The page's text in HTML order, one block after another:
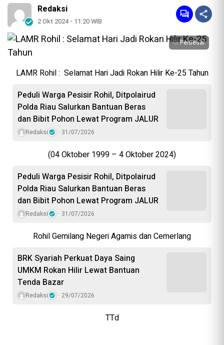
Redaksi
2 Okt 2024 - 11:20 WIB
Perbesar
LAMR Rohil : Selamat Hari Jadi Rokan Hilir Ke-25 Tahun
Peduli Warga Pesisir Rohil, Ditpolairud
Polda Riau Salurkan Bantuan Beras
dan Bibit Pohon Lewat Program JALUR
Redaksi 31/07/2026
(04 Oktober 1999 – 4 Oktober 2024)
Peduli Warga Pesisir Rohil, Ditpolairud
Polda Riau Salurkan Bantuan Beras
dan Bibit Pohon Lewat Program JALUR
Redaksi 31/07/2026
Rohil Gemilang Negeri Agamis dan Cemerlang
BRK Syariah Perkuat Daya Saing
UMKM Rokan Hilir Lewat Bantuan
Tenda Bazar
Redaksi 29/07/2026
TTd